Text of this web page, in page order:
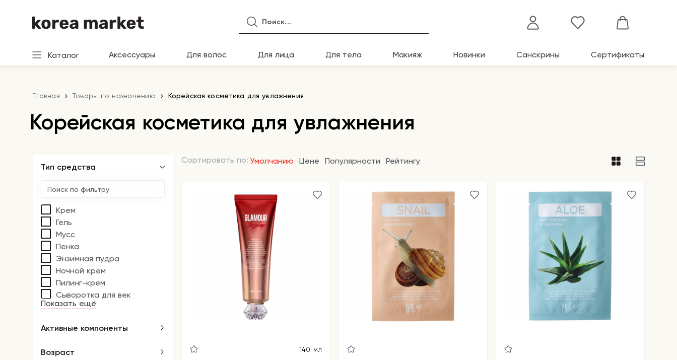
Каталог Аксессуары Для волос Для лица Для тела Макияж Новинки Санскрины Сертификаты
Главная Товары по назначению Корейская косметика для увлажнения
Корейская косметика для увлажнения
Сортировать по: Умолчанию Цене Популярности Рейтингу
140 мл
Тип средства
Крем
Гель
Мусс
Пенка
Энзимная пудра
Ночной крем
Пилинг-крем
Сыворотка для век
Показать ещё
Активные компоненты
Возраст